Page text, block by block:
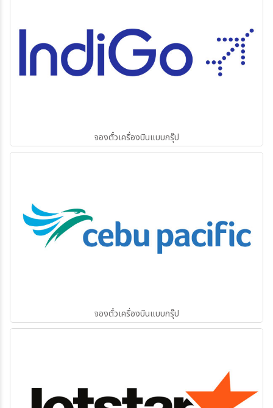
จองตั๋วเครื่องบินแบบกรุ๊ป
จองตั๋วเครื่องบินแบบกรุ๊ป